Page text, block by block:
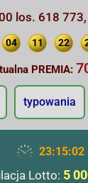
los. 618
04 11 22
PREMIA:
typowania
23:15:03
Lotto: 5